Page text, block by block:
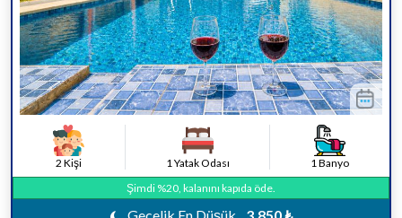
2 Kişi 1 Yatak Odası
1 Banyo
Şimdi %20, kalanını kapıda öde.